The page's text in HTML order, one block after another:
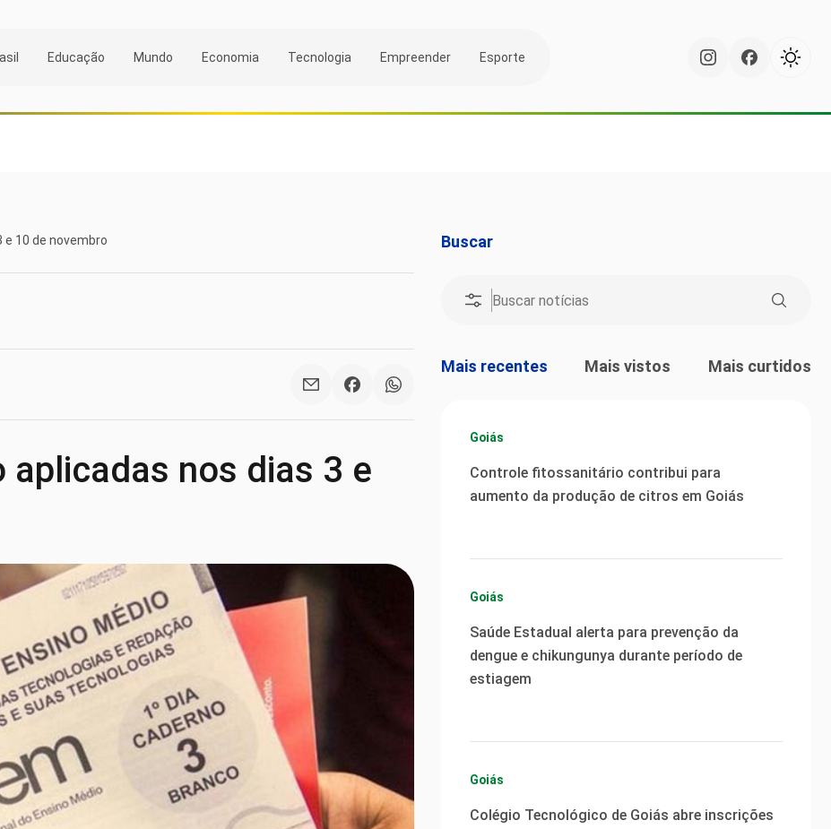
Educação Mundo Economia Tecnologia Empreender Esporte
e 10 de novembro
aplicadas nos dias 3 e
Buscar
Mais recentes Mais vistos Mais curtidos
Goiás
Controle fitossanitário contribui para
aumento da produção de citros em Goiás
Goiás
Saúde Estadual alerta para prevenção da
dengue e chikungunya durante período de
estiagem
Goiás
Colégio Tecnológico de Goiás abre inscrições